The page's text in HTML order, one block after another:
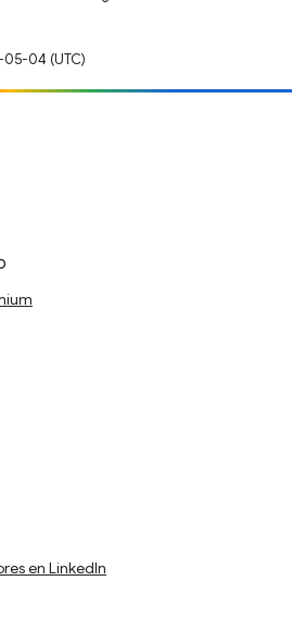
04 (UTC)
en LinkedIn